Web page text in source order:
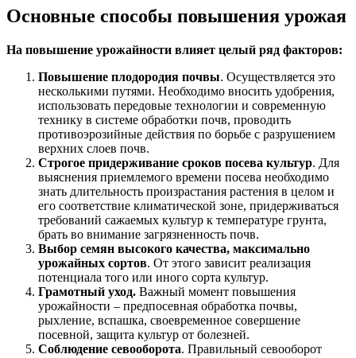
Основные способы повышения урожая
На повышение урожайности влияет целый ряд факторов:
Повышение плодородия почвы. Осуществляется это
несколькими путями. Необходимо вносить удобрения,
использовать передовые технологии и современную
технику в системе обработки почв, проводить
противоэрозийные действия по борьбе с разрушением
верхних слоев почв.
Строгое придерживание сроков посева культур. Для
выяснения приемлемого времени посева необходимо
знать длительность произрастания растения в целом и
его соответствие климатической зоне, придерживаться
требований сажаемых культур к температуре грунта,
брать во внимание загрязненность почв.
Выбор семян высокого качества, максимально
урожайных сортов. От этого зависит реализация
потенциала того или иного сорта культур.
Грамотный уход. Важный момент повышения
урожайности – предпосевная обработка почвы,
рыхление, вспашка, своевременное совершение
посевной, защита культур от болезней.
Соблюдение севооборота. Правильный севооборот